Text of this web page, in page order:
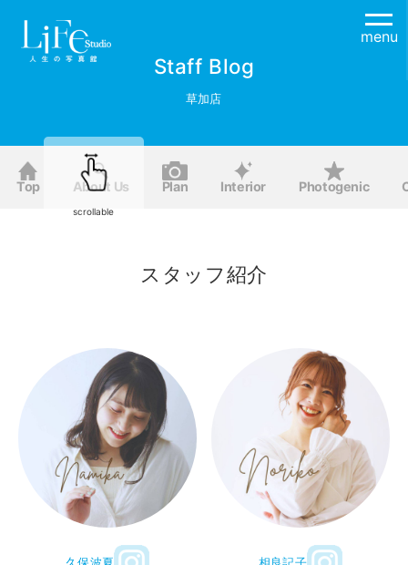
menu
Staff Blog
草加店
Top About Us Plan Interior Photogenic
スタッフ紹介
久保波夏 相良記子